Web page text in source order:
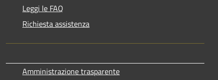
Leggi le FAQ
Richiesta assistenza
Amministrazione trasparente